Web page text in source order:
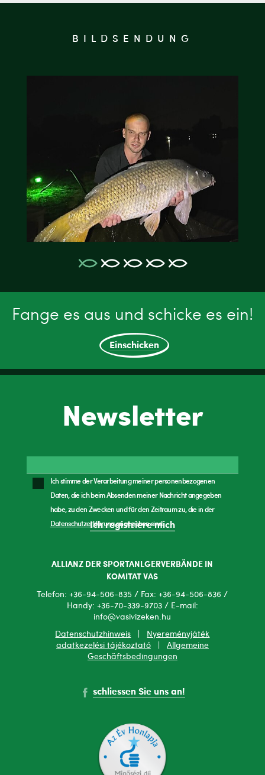
BILDSENDUNG
Fange es aus und schicke es ein!
Einschicken
Newsletter
Ich stimme der Verarbeitung meiner personenbezogenen
Daten, die ich beim Absenden meiner Nachricht angegeben
habe, zu den Zwecken und für den Zeitraum zu, die in der
Datenschutzerklärungangegeben sind.
Ich registriere mich
ALLIANZ DER SPORTANLGERVERBÄNDE IN
KOMITAT VAS
Telefon: +36-94-506-835 / Fax: +36-94-506-836 /
Handy: +36-70-339-9703 / E-mail:
info@vasivizeken.hu
Datenschutzhinweis
Nyereményjáték
adatkezelési tájékoztató| Allgemeine
Geschäftsbedingungen
schliessen Sie uns an!